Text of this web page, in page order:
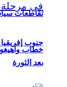
تقاطعات
خطاب
جنوب
بعد الثورة